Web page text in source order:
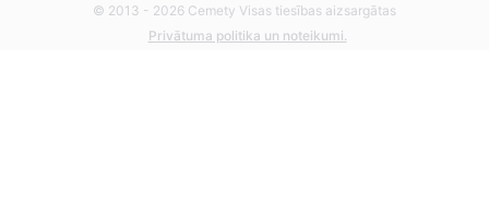
© 2013 - 2026 Cemety Visas tiesības aizsargātas
Privātuma politika un noteikumi.